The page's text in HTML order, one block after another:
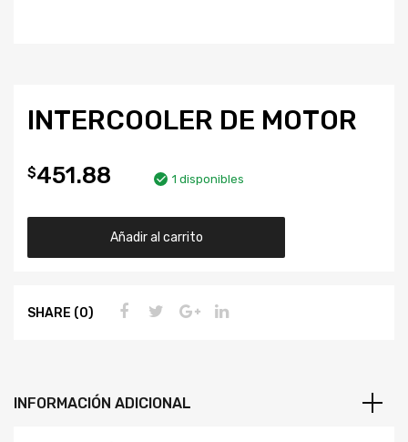
INTERCOOLER DE MOTOR
$451.88 1 disponibles
Añadir al carrito
SHARE (0)
INFORMACIÓN ADICIONAL